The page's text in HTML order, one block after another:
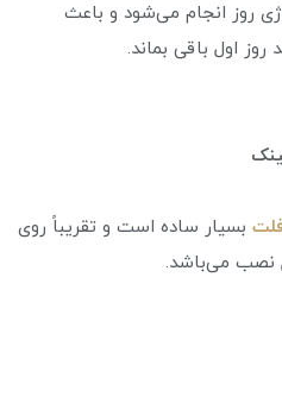
روز انجام می‌شود و باعث
اول باقی بماند.
بسیار ساده است و تقریباً روی
نصب می‌باشد.